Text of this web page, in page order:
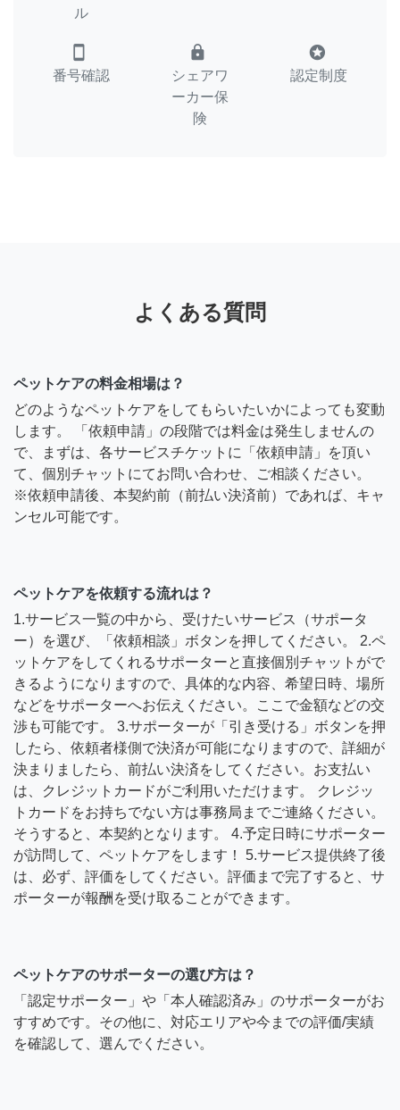
ル
smartphone
番号確認
lock
シェアワ
ーカー保
険
stars
認定制度
よくある質問
ペットケアの料金相場は？
どのようなペットケアをしてもらいたいかによっても変動
します。 「依頼申請」の段階では料金は発生しませんの
で、まずは、各サービスチケットに「依頼申請」を頂い
て、個別チャットにてお問い合わせ、ご相談ください。
※依頼申請後、本契約前（前払い決済前）であれば、キャ
ンセル可能です。
ペットケアを依頼する流れは？
1.サービス一覧の中から、受けたいサービス（サポータ
ー）を選び、「依頼相談」ボタンを押してください。 2.ペ
ットケアをしてくれるサポーターと直接個別チャットがで
きるようになりますので、具体的な内容、希望日時、場所
などをサポーターへお伝えください。ここで金額などの交
渉も可能です。 3.サポーターが「引き受ける」ボタンを押
したら、依頼者様側で決済が可能になりますので、詳細が
決まりましたら、前払い決済をしてください。お支払い
は、クレジットカードがご利用いただけます。 クレジッ
トカードをお持ちでない方は事務局までご連絡ください。
そうすると、本契約となります。 4.予定日時にサポーター
が訪問して、ペットケアをします！ 5.サービス提供終了後
は、必ず、評価をしてください。評価まで完了すると、サ
ポーターが報酬を受け取ることができます。
ペットケアのサポーターの選び方は？
「認定サポーター」や「本人確認済み」のサポーターがお
すすめです。その他に、対応エリアや今までの評価/実績
を確認して、選んでください。